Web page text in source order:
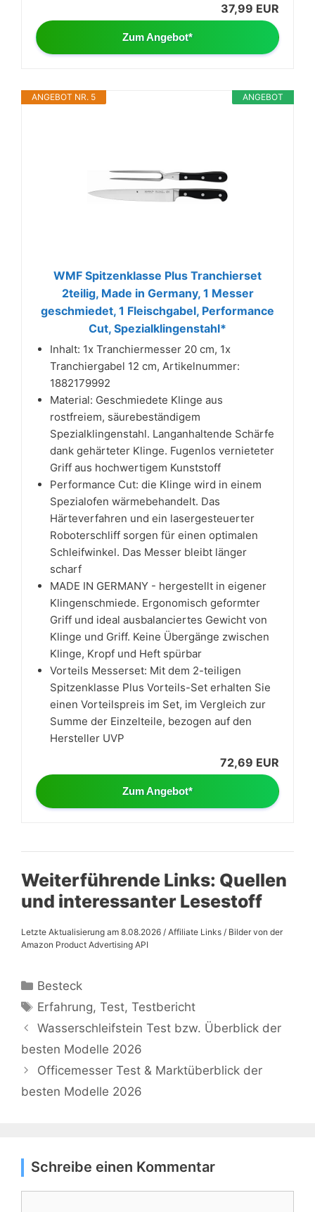
37,99 EUR
Zum Angebot*
ANGEBOT
ANGEBOT NR. 5
WMF Spitzenklasse Plus Tranchierset
2teilig, Made in Germany, 1 Messer
geschmiedet, 1 Fleischgabel, Performance
Cut, Spezialklingenstahl*
Inhalt: 1x Tranchiermesser 20 cm, 1x
Tranchiergabel 12 cm, Artikelnummer:
1882179992
Material: Geschmiedete Klinge aus
rostfreiem, säurebeständigem
Spezialklingenstahl. Langanhaltende Schärfe
dank gehärteter Klinge. Fugenlos vernieteter
Griff aus hochwertigem Kunststoff
Performance Cut: die Klinge wird in einem
Spezialofen wärmebehandelt. Das
Härteverfahren und ein lasergesteuerter
Roboterschliff sorgen für einen optimalen
Schleifwinkel. Das Messer bleibt länger
scharf
MADE IN GERMANY - hergestellt in eigener
Klingenschmiede. Ergonomisch geformter
Griff und ideal ausbalanciertes Gewicht von
Klinge und Griff. Keine Übergänge zwischen
Klinge, Kropf und Heft spürbar
Vorteils Messerset: Mit dem 2-teiligen
Spitzenklasse Plus Vorteils-Set erhalten Sie
einen Vorteilspreis im Set, im Vergleich zur
Summe der Einzelteile, bezogen auf den
Hersteller UVP
72,69 EUR
Zum Angebot*
Weiterführende Links: Quellen
und interessanter Lesestoff
Letzte Aktualisierung am 8.08.2026 / Affiliate Links / Bilder von der
Amazon Product Advertising API
Kategorien
Besteck
Schlagwörter
Erfahrung,Test,Testbericht
Wasserschleifstein Test bzw. Überblick der
besten Modelle 2026
Officemesser Test & Marktüberblick der
besten Modelle 2026
Schreibe einen Kommentar